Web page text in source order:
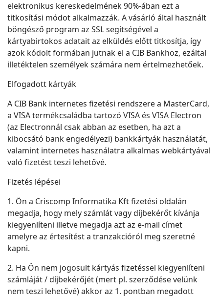
elektronikus kereskedelmének 90%-ában ezt a
titkosítási módot alkalmazzák. A vásárló által használt
böngésző program az SSL segítségével a
kártyabirtokos adatait az elküldés előtt titkosítja, így
azok kódolt formában jutnak el a CIB Bankhoz, ezáltal
illetéktelen személyek számára nem értelmezhetőek.
Elfogadott kártyák
A CIB Bank internetes fizetési rendszere a MasterCard,
a VISA termékcsaládba tartozó VISA és VISA Electron
(az Electronnál csak abban az esetben, ha azt a
kibocsátó bank engedélyezi) bankkártyák használatát,
valamint internetes használatra alkalmas webkártyával
való fizetést teszi lehetővé.
Fizetés lépései
1. Ön a Criscomp Informatika Kft fizetési oldalán
megadja, hogy mely számlát vagy díjbekérőt kívánja
kiegyenlíteni illetve megadja azt az e-mail címet
amelyre az értesítést a tranzakcióról meg szeretné
kapni.
2. Ha Ön nem jogosult kártyás fizetéssel kiegyenlíteni
számláját / díjbekérőjét (mert pl. szerződése velünk
nem teszi lehetővé) akkor az 1. pontban megadott